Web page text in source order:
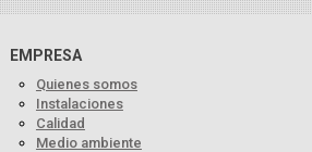
EMPRESA
Quienes somos
Instalaciones
Calidad
Medio ambiente